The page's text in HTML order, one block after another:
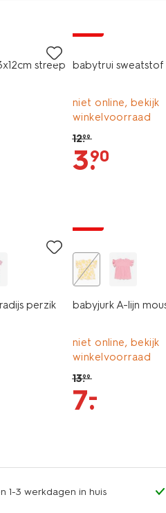
streep babytrui
niet online, bekijk
winkelvoorraad
12.99
3.
90
perzik babyjurk A-lijn
niet online, bekijk
winkelvoorraad
13.99
7.
–
1-3 werkdagen in huis